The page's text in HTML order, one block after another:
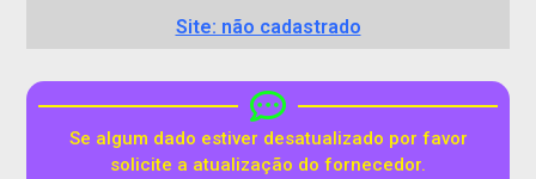
Site: não cadastrado
Se algum dado estiver desatualizado por favor
solicite a atualização do fornecedor.